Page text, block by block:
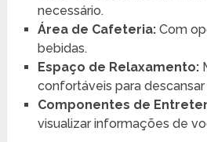
necessário.
Área de Cafeteria:Com
bebidas.
Espaço de Relaxamento:
confortáveis para
Componentes de
visualizar informações de